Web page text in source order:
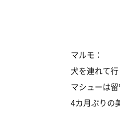
マルモ：
犬を連れて
マシューは
4カ月ぶりの